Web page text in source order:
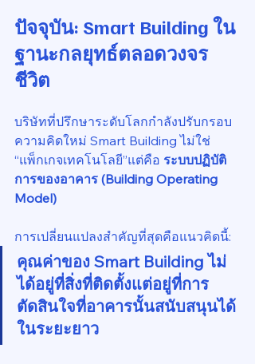
ปัจจุบัน: Smart Building ใน
ฐานะกลยุทธ์ตลอดวงจร
ชีวิต
บริษัทที่ปรึกษาระดับโลกกำลังปรับกรอบ
ความคิดใหม่ Smart Building ไม่ใช่
“แพ็กเกจเทคโนโลยี”แต่คือ ระบบปฏิบัติ
การของอาคาร (Building Operating
Model)
การเปลี่ยนแปลงสำคัญที่สุดคือแนวคิดนี้:
คุณค่าของ Smart Building ไม่
ได้อยู่ที่สิ่งที่ติดตั้งแต่อยู่ที่การ
ตัดสินใจที่อาคารนั้นสนับสนุนได้
ในระยะยาว